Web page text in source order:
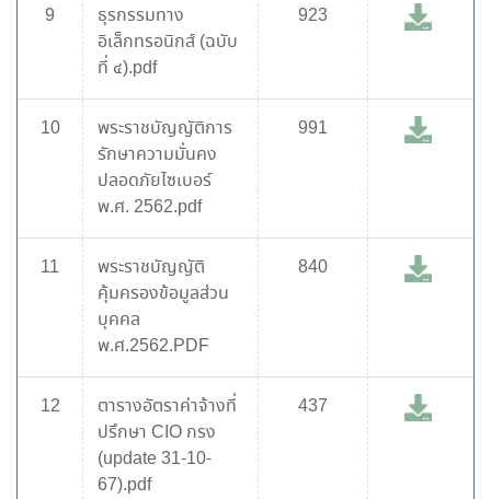
9
ธุรกรรมทาง
อิเล็กทรอนิกส์ (ฉบับ
ที่ ๔).pdf
923
10
พระราชบัญญัติการ
รักษาความมั่นคง
ปลอดภัยไซเบอร์
พ.ศ. 2562.pdf
991
11
พระราชบัญญัติ
คุ้มครองข้อมูลส่วน
บุคคล
พ.ศ.2562.PDF
840
12
ตารางอัตราค่าจ้างที่
ปรึกษา CIO กรง
(update 31-10-
67).pdf
437